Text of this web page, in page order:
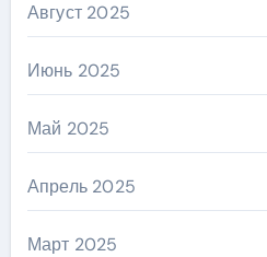
Август 2025
Июнь 2025
Май 2025
Апрель 2025
Март 2025